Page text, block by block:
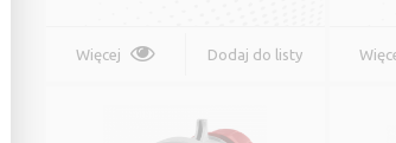
Więcej Dodaj do listy